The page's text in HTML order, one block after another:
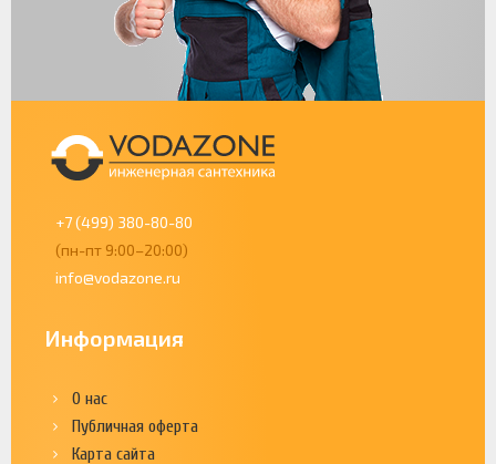
+7 (499) 380-80-80
(пн-пт 9:00–20:00)
info@vodazone.ru
Информация
О нас
Публичная оферта
Карта сайта